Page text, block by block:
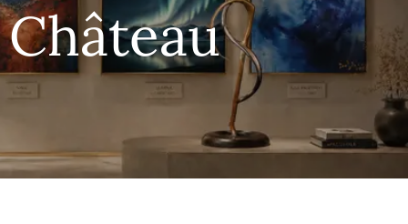
Château